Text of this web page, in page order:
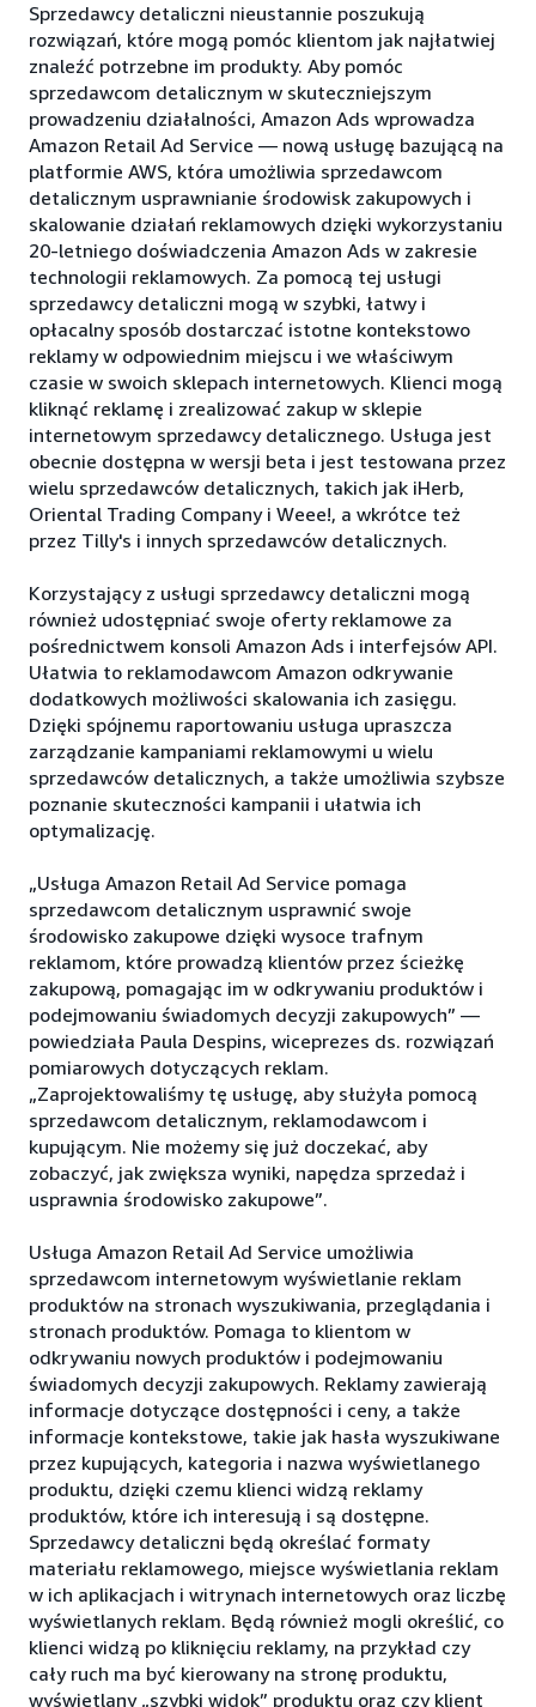
Sprzedawcy detaliczni nieustannie poszukują
rozwiązań, które mogą pomóc klientom jak najłatwiej
znaleźć potrzebne im produkty. Aby pomóc
sprzedawcom detalicznym w skuteczniejszym
prowadzeniu działalności, Amazon Ads wprowadza
Amazon Retail Ad Service — nową usługę bazującą na
platformie AWS, która umożliwia sprzedawcom
detalicznym usprawnianie środowisk zakupowych i
skalowanie działań reklamowych dzięki wykorzystaniu
20-letniego doświadczenia Amazon Ads w zakresie
technologii reklamowych. Za pomocą tej usługi
sprzedawcy detaliczni mogą w szybki, łatwy i
opłacalny sposób dostarczać istotne kontekstowo
reklamy w odpowiednim miejscu i we właściwym
czasie w swoich sklepach internetowych. Klienci mogą
kliknąć reklamę i zrealizować zakup w sklepie
internetowym sprzedawcy detalicznego. Usługa jest
obecnie dostępna w wersji beta i jest testowana przez
wielu sprzedawców detalicznych, takich jak iHerb,
Oriental Trading Company i Weee!, a wkrótce też
przez Tilly's i innych sprzedawców detalicznych.
Korzystający z usługi sprzedawcy detaliczni mogą
również udostępniać swoje oferty reklamowe za
pośrednictwem konsoli Amazon Ads i interfejsów API.
Ułatwia to reklamodawcom Amazon odkrywanie
dodatkowych możliwości skalowania ich zasięgu.
Dzięki spójnemu raportowaniu usługa upraszcza
zarządzanie kampaniami reklamowymi u wielu
sprzedawców detalicznych, a także umożliwia szybsze
poznanie skuteczności kampanii i ułatwia ich
optymalizację.
„Usługa Amazon Retail Ad Service pomaga
sprzedawcom detalicznym usprawnić swoje
środowisko zakupowe dzięki wysoce trafnym
reklamom, które prowadzą klientów przez ścieżkę
zakupową, pomagając im w odkrywaniu produktów i
podejmowaniu świadomych decyzji zakupowych” —
powiedziała Paula Despins, wiceprezes ds. rozwiązań
pomiarowych dotyczących reklam.
„Zaprojektowaliśmy tę usługę, aby służyła pomocą
sprzedawcom detalicznym, reklamodawcom i
kupującym. Nie możemy się już doczekać, aby
zobaczyć, jak zwiększa wyniki, napędza sprzedaż i
usprawnia środowisko zakupowe”.
Usługa Amazon Retail Ad Service umożliwia
sprzedawcom internetowym wyświetlanie reklam
produktów na stronach wyszukiwania, przeglądania i
stronach produktów. Pomaga to klientom w
odkrywaniu nowych produktów i podejmowaniu
świadomych decyzji zakupowych. Reklamy zawierają
informacje dotyczące dostępności i ceny, a także
informacje kontekstowe, takie jak hasła wyszukiwane
przez kupujących, kategoria i nazwa wyświetlanego
produktu, dzięki czemu klienci widzą reklamy
produktów, które ich interesują i są dostępne.
Sprzedawcy detaliczni będą określać formaty
materiału reklamowego, miejsce wyświetlania reklam
w ich aplikacjach i witrynach internetowych oraz liczbę
wyświetlanych reklam. Będą również mogli określić, co
klienci widzą po kliknięciu reklamy, na przykład czy
cały ruch ma być kierowany na stronę produktu,
wyświetlany „szybki widok” produktu oraz czy klient